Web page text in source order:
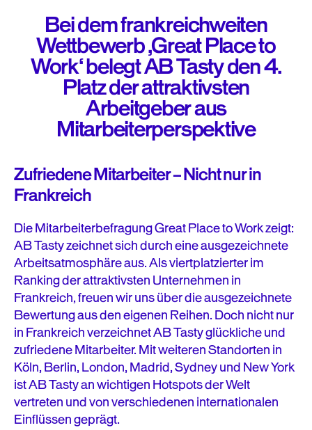
Bei dem frankreichweiten
Wettbewerb ‚Great Place to
Work‘ belegt AB Tasty den 4.
Platz der attraktivsten
Arbeitgeber aus
Mitarbeiterperspektive
Zufriedene Mitarbeiter – Nicht nur in
Frankreich
Die Mitarbeiterbefragung Great Place to Work zeigt:
AB Tasty zeichnet sich durch eine ausgezeichnete
Arbeitsatmosphäre aus. Als viertplatzierter im
Ranking der attraktivsten Unternehmen in
Frankreich, freuen wir uns über die ausgezeichnete
Bewertung aus den eigenen Reihen. Doch nicht nur
in Frankreich verzeichnet AB Tasty glückliche und
zufriedene Mitarbeiter. Mit weiteren Standorten in
Köln, Berlin, London, Madrid, Sydney und New York
ist AB Tasty an wichtigen Hotspots der Welt
vertreten und von verschiedenen internationalen
Einflüssen geprägt.